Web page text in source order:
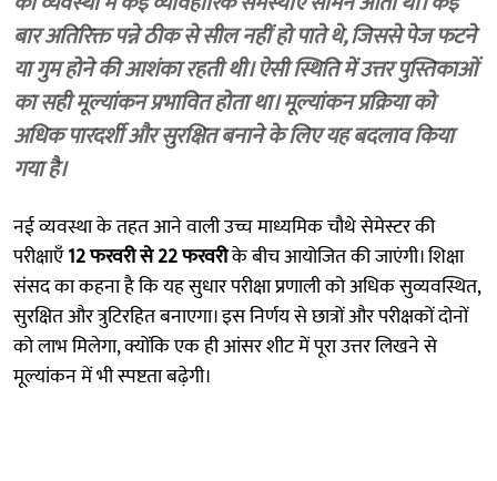
बार अतिरिक्त पन्ने ठीक से सील नहीं हो पाते थे, जिससे पेज फटने
या गुम होने की आशंका रहती थी। ऐसी स्थिति में उत्तर पुस्तिकाओं
का सही मूल्यांकन प्रभावित होता था। मूल्यांकन प्रक्रिया को
अधिक पारदर्शी और सुरक्षित बनाने के लिए यह बदलाव किया
गया है।
नई व्यवस्था के तहत आने वाली उच्च माध्यमिक चौथे सेमेस्टर की
परीक्षाएँ12 फरवरी से 22 फरवरीके बीच आयोजित की जाएंगी। शिक्षा
संसद का कहना है कि यह सुधार परीक्षा प्रणाली को अधिक सुव्यवस्थित,
सुरक्षित और त्रुटिरहित बनाएगा। इस निर्णय से छात्रों और परीक्षकों दोनों
को लाभ मिलेगा, क्योंकि एक ही आंसर शीट में पूरा उत्तर लिखने से
मूल्यांकन में भी स्पष्टता बढ़ेगी।